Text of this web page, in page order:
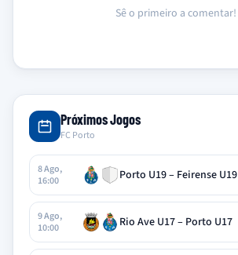
Sê o primeiro a comentar!
Próximos Jogos
FC Porto
8 Ago,
16:00
Porto U19 – Feirense U19
9 Ago,
10:00
Rio Ave U17 – Porto U17